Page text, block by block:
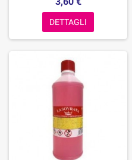
DETTAGLI